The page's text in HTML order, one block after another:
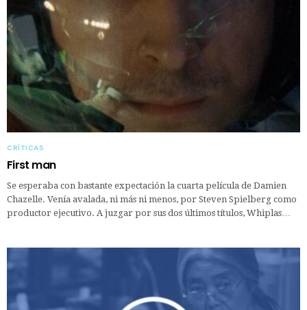
CRÍTICAS
First man
Se esperaba con bastante expectación la cuarta película de Damien
Chazelle. Venía avalada, ni más ni menos, por Steven Spielberg como
productor ejecutivo. A juzgar por sus dos últimos títulos, Whiplas…